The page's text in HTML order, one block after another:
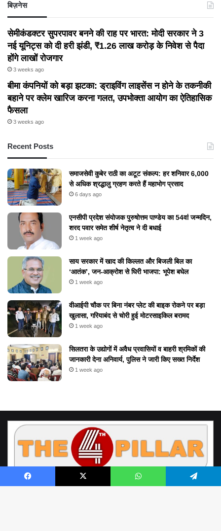
बिज़नेस
सेमीकंडक्टर सुपरपावर बनने की राह पर भारत: मोदी सरकार ने 3
नई यूनिट्स को दी हरी झंडी, ₹1.26 लाख करोड़ के निवेश से पैदा
होंगे लाखों रोजगार
3 weeks ago
बीमा कंपनियों को बड़ा झटका: ड्राइविंग लाइसेंस न होने के तकनीकी
बहाने पर क्लेम खारिज करना गलत, उपभोक्ता आयोग का ऐतिहासिक
फैसला
3 weeks ago
Recent Posts
समाजसेवी कुबेर राठी का अटूट संकल्प: हर शनिवार 6,000
से अधिक श्रद्धालु ग्रहण करते हैं महाभोग प्रसाद
6 days ago
एनसीपी प्रदेश संयोजक पुरुषोत्तम पाण्डेय का 54वां जन्मदिन,
शरद पवार समेत शीर्ष नेतृत्व ने दी बधाई
1 week ago
​साय सरकार में खाद की किल्लत और बिजली बिल का
‘आतंक’, जन-आक्रोश से घिरी भाजपा: भूपेश बघेल
1 week ago
वीआईपी चौक पर बिना नंबर प्लेट की बाइक रोकने पर बड़ा
खुलासा, गरियाबंद से चोरी हुई मोटरसाइकिल बरामद
1 week ago
सिलतरा के उद्योगों में अवैध प्रवासियों व बाहरी श्रमिकों की
जानकारी देना अनिवार्य, पुलिस ने जारी किए सख्त निर्देश
1 week ago
Facebook X WhatsApp Telegram